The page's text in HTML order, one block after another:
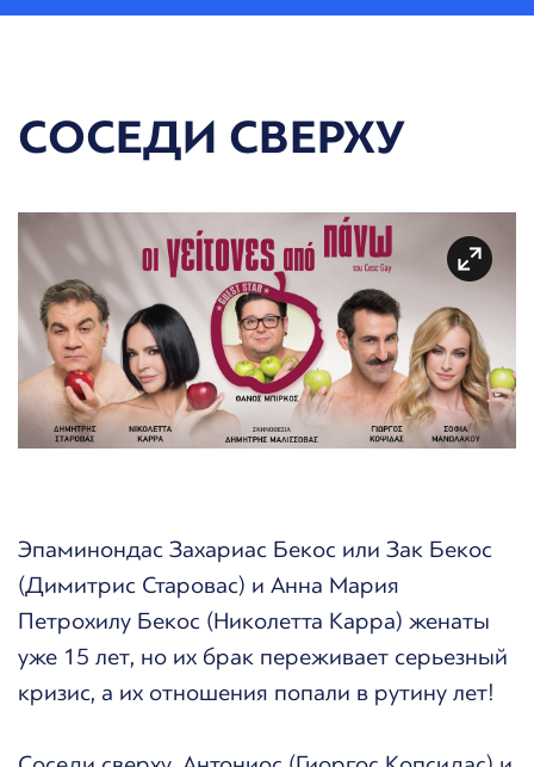
СОСЕДИ СВЕРХУ
Эпаминондас Захариас Бекос или Зак Бекос
(Димитрис Старовас) и Анна Мария
Петрохилу Бекос (Николетта Карра) женаты
уже 15 лет, но их брак переживает серьезный
кризис, а их отношения попали в рутину лет!